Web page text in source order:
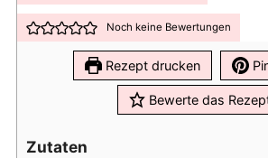
Noch keine Bewertungen
Rezept drucken
Bewerte das
Zutaten